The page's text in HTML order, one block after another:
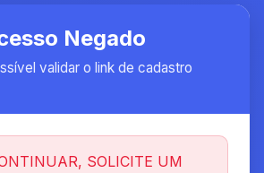
Negado
validar o link de cadastro
SOLICITE UM